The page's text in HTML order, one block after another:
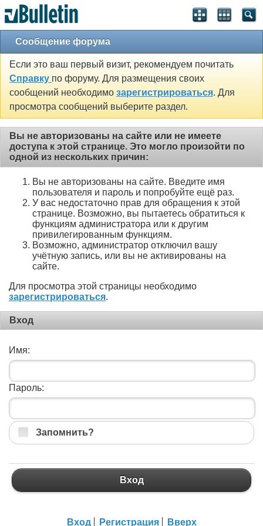
Сообщение форума
Если это ваш первый визит, рекомендуем почитать
Справку по форуму. Для размещения своих
сообщений необходимо зарегистрироваться. Для
просмотра сообщений выберите раздел.
Вы не авторизованы на сайте или не имеете
доступа к этой странице. Это могло произойти по
одной из нескольких причин:
Вы не авторизованы на сайте. Введите имя
пользователя и пароль и попробуйте ещё раз.
У вас недостаточно прав для обращения к этой
странице. Возможно, вы пытаетесь обратиться к
функциям администратора или к другим
привилегированным функциям.
Возможно, администратор отключил вашу
учётную запись, или вы не активированы на
сайте.
Для просмотра этой страницы необходимо
зарегистрироваться.
Вход
Имя:
Пароль:
Запомнить?
Вход
Вход Регистрация Вверх